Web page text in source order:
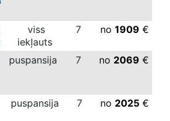
viss
iekļauts
7 no1909 €
puspansija 7 no 2069 €
puspansija 7 no 2025 €